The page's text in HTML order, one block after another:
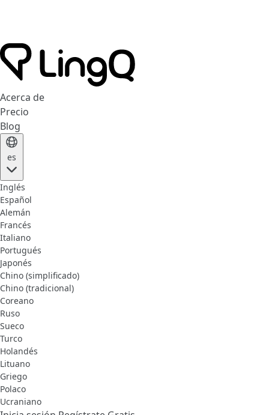
Acerca de
Precio
Blog
es
Inglés
Español
Alemán
Francés
Italiano
Portugués
Japonés
Chino (simplificado)
Chino (tradicional)
Coreano
Ruso
Sueco
Turco
Holandés
Lituano
Griego
Polaco
Ucraniano